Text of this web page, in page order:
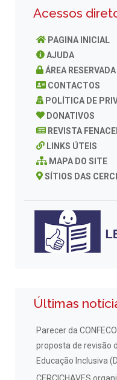
Acessos
PAGINA INICIAL
AJUDA
ÁREA RESERVADA
CONTACTOS
POLÍTICA DE
DONATIVOS
REVISTA
LINKS ÚTEIS
MAPA DO SITE
SÍTIOS DAS
Últimas
Parecer da
proposta de revisão
Educação Inclusiva